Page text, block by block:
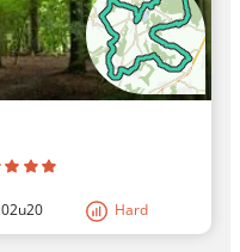
02u20 Hard